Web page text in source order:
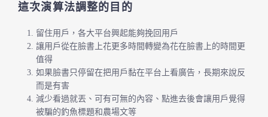
這次演算法調整的目的
留住用戶，各大平台興起能夠挽回用戶
讓用戶從在臉書上花更多時間轉變為花在臉書上的時間更
值得
如果臉書只停留在把用戶黏在平台上看廣告，長期來說反
而是有害
減少看過就丟、可有可無的內容、點進去後會讓用戶覺得
被騙的釣魚標題和農場文等